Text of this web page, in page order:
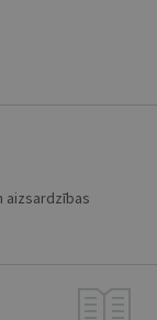
aizsardzības